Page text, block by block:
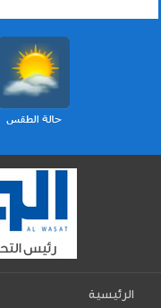
الرئيسية